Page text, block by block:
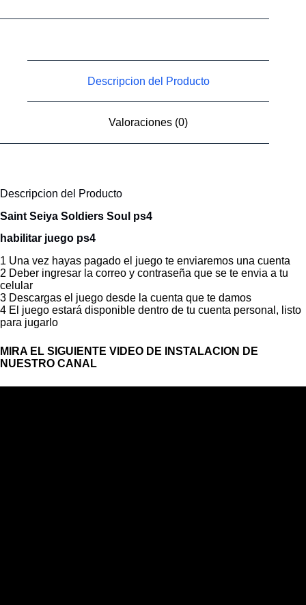
Descripcion del Producto
Valoraciones (0)
Descripcion del Producto
Saint Seiya Soldiers Soul ps4
habilitar juego ps4
1 Una vez hayas pagado el juego te enviaremos una cuenta
2 Deber ingresar la correo y contraseña que se te envia a tu
celular
3 Descargas el juego desde la cuenta que te damos
4 El juego estará disponible dentro de tu cuenta personal, listo
para jugarlo
MIRA EL SIGUIENTE VIDEO DE INSTALACION DE
NUESTRO CANAL